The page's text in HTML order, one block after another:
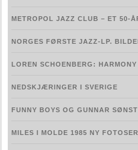
Jazz 1940-1950
Jazz 1950-1960
Jazz 1960-1970
Jazz etter 1960
METROPOL JAZZ CLUB – ET 50-
NORGES FØRSTE JAZZ-LP.
LOREN SCHOENBERG:
NEDSKJÆRINGER I SVERIGE
FUNNY BOYS OG GUNNAR
MILES I MOLDE 1985 NY